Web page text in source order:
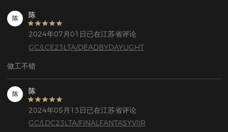
陈 陈
2024年07月01日已在江苏省评论
GC/LCE23LTA/DEADBYDAYLIGHT
做工不错
陈 陈
2024年05月13日已在江苏省评论
GC/LDC23LTA/FINALFANTASYVIIR